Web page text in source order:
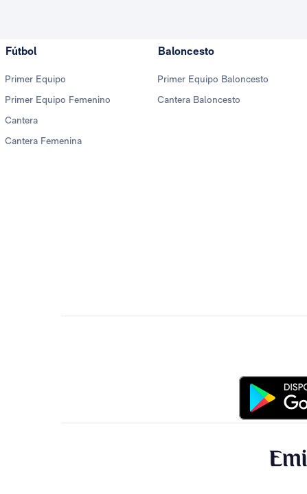
Fútbol
Primer Equipo
Primer Equipo Femenino
Cantera
Cantera Femenina
Baloncesto
Primer Equipo Baloncesto
Cantera Baloncesto